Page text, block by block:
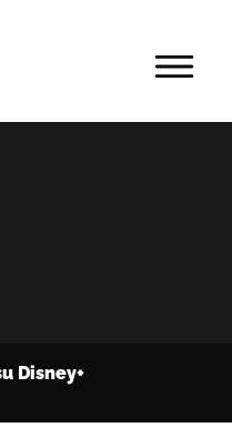
MENU
Disney+